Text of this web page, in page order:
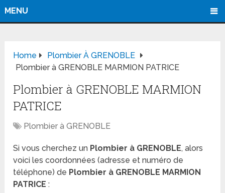
MENU
Home
Plombier À GRENOBLE
Plombier à GRENOBLE MARMION PATRICE
Plombier à GRENOBLE MARMION
PATRICE
Plombier à GRENOBLE
Si vous cherchez un Plombier à GRENOBLE, alors
voici les coordonnées (adresse et numéro de
téléphone) de Plombier à GRENOBLE MARMION
PATRICE: